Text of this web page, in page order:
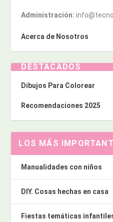
Administración:
Acerca de Nosotros
DESTACADOS
Dibujos Para Colorear
Recomendaciones 2025
LOS MÁS
Manualidades con niños
DIY. Cosas hechas en casa
Fiestas temáticas